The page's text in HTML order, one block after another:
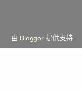
由 Blogger提供支持.